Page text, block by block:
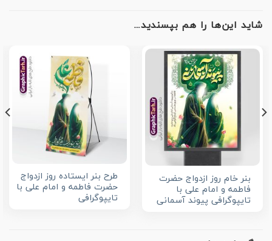
شاید این‌ها را هم بپسندید…
بنر خام روز ازدواج حضرت
فاطمه و امام علی با
تایپوگرافی پیوند آسمانی
طرح بنر ایستاده روز ازدواج
حضرت فاطمه و امام علی با
تایپوگرافی